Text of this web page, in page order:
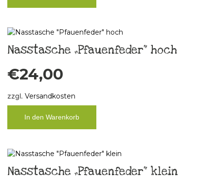
Nasstasche „Pfauenfeder“ hoch
€24,00
zzgl. Versandkosten
In den Warenkorb
Nasstasche „Pfauenfeder“ klein